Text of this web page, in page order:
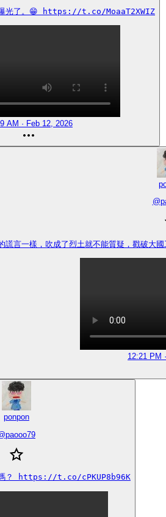
曝光了。😁 https://t.co/MoaaT2XWIZ
AM · Feb 12, 2026
@
謊言一樣，吹成了烈土就不能質疑，戳
12:21 PM
ponpon
paooo79
嗎？ https://t.co/cPKUP8b96K